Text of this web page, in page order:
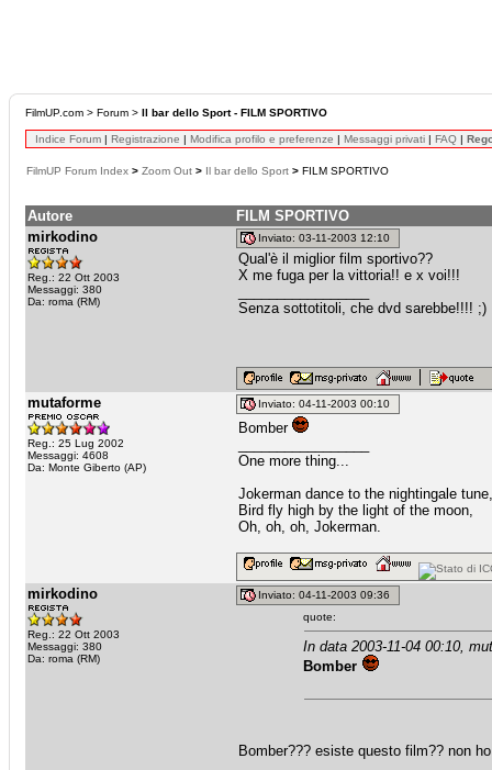
FilmUP.com > Forum > Il bar dello Sport - FILM SPORTIVO
Indice Forum | Registrazione | Modifica profilo e preferenze | Messaggi privati | FAQ |
FilmUP Forum Index > Zoom Out > Il bar dello Sport > FILM SPORTIVO
Autore
FILM SPORTIVO
mirkodino
Reg.: 22 Ott 2003
Messaggi: 380
Da: roma (RM)
Inviato: 03-11-2003 12:10
Qual'è il miglior film sportivo??
X me fuga per la vittoria!! e x voi!!!
Senza sottotitoli, che dvd sarebbe!!!! ;)
mutaforme
Reg.: 25 Lug 2002
Messaggi: 4608
Da: Monte Giberto (AP)
Inviato: 04-11-2003 00:10
Bomber
One more thing...
Jokerman dance to the nightingale tune,
Bird fly high by the light of the moon,
Oh, oh, oh, Jokerman.
mirkodino
Reg.: 22 Ott 2003
Messaggi: 380
Da: roma (RM)
Inviato: 04-11-2003 09:36
quote:
In data 2003-11-04 00:10,
Bomber
Bomber??? esiste questo film?? non